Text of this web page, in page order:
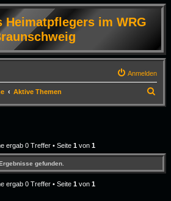
Heimatpflegers im WRG
Anmelden
Aktive Themen
u
ergab 0 Treffer • Seite 1von 1
gefunden.
ergab 0 Treffer • Seite 1von 1